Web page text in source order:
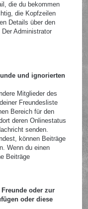
die du bekommen
die Kopfzeilen
Details über den
Administrator
und ignorierten
Mitglieder des
Freundesliste
Bereich für den
deren Onlinestatus
senden.
können Beiträge
Wenn du einen
Beiträge
oder zur
oder diese